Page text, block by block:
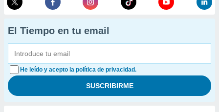
El Tiempo en tu email
He leído y acepto la política de privacidad.